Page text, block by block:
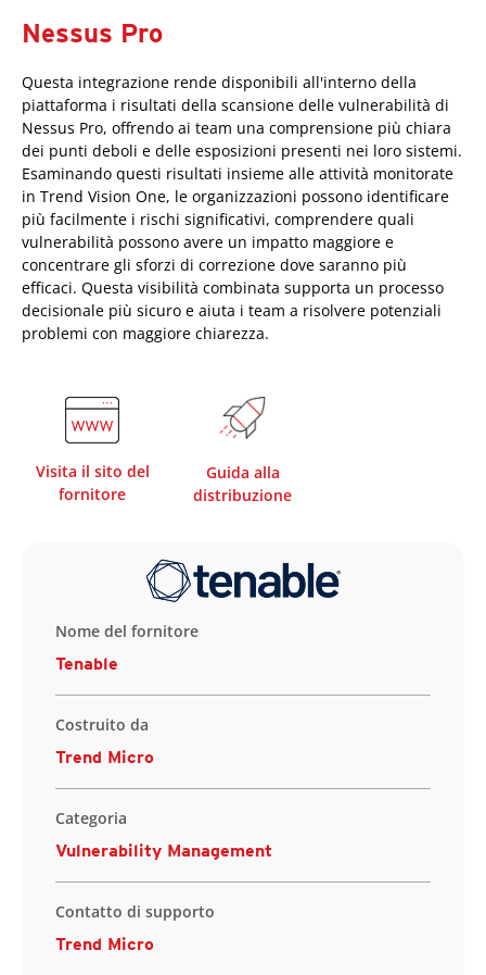
Nessus Pro
Questa integrazione rende disponibili all'interno della
piattaforma i risultati della scansione delle vulnerabilità di
Nessus Pro, offrendo ai team una comprensione più chiara
dei punti deboli e delle esposizioni presenti nei loro sistemi.
Esaminando questi risultati insieme alle attività monitorate
in Trend Vision One, le organizzazioni possono identificare
più facilmente i rischi significativi, comprendere quali
vulnerabilità possono avere un impatto maggiore e
concentrare gli sforzi di correzione dove saranno più
efficaci. Questa visibilità combinata supporta un processo
decisionale più sicuro e aiuta i team a risolvere potenziali
problemi con maggiore chiarezza.
Visita il sito del
fornitore
Guida alla
distribuzione
Nome del fornitore
Tenable
Costruito da
Trend Micro
Categoria
Vulnerability Management
Contatto di supporto
Trend Micro